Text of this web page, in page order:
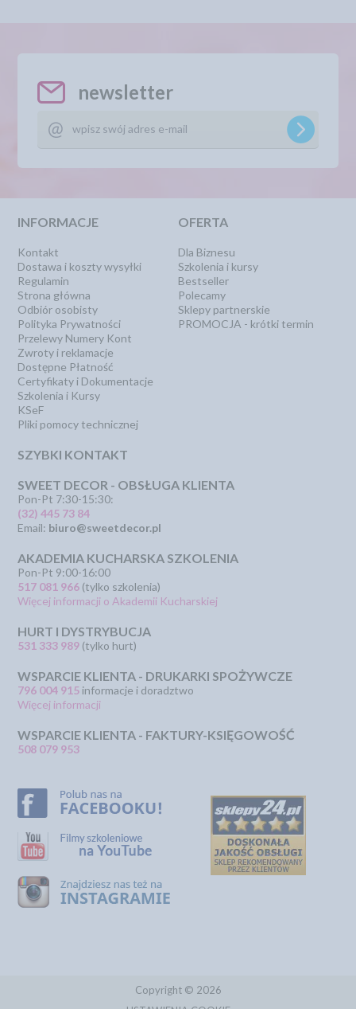
newsletter
INFORMACJE
Kontakt
Dostawa i koszty wysyłki
Regulamin
Strona główna
Odbiór osobisty
Polityka Prywatności
Przelewy Numery Kont
Zwroty i reklamacje
Dostępne Płatność
Certyfikaty i Dokumentacje
Szkolenia i Kursy
KSeF
Pliki pomocy technicznej
OFERTA
Dla Biznesu
Szkolenia i kursy
Bestseller
Polecamy
Sklepy partnerskie
PROMOCJA - krótki termin
SZYBKI KONTAKT
SWEET DECOR - OBSŁUGA KLIENTA
Pon-Pt 7:30-15:30:
(32) 445 73 84
Email: biuro@sweetdecor.pl
AKADEMIA KUCHARSKA SZKOLENIA
Pon-Pt 9:00-16:00
517 081 966 (tylko szkolenia)
Więcej informacji o Akademii Kucharskiej
HURT I DYSTRYBUCJA
531 333 989 (tylko hurt)
WSPARCIE KLIENTA - DRUKARKI SPOŻYWCZE
796 004 915 informacje i doradztwo
Więcej informacji
WSPARCIE KLIENTA - FAKTURY-KSIĘGOWOŚĆ
508 079 953
Copyright © 2026